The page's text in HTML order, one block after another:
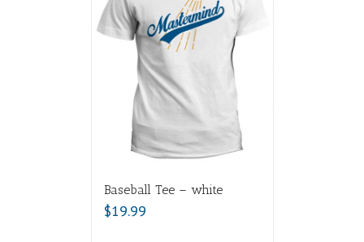
Baseball Tee – white
$19.99